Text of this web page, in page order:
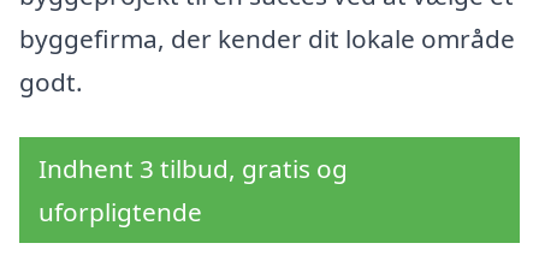
byggefirma, der kender dit lokale område
godt.
Indhent 3 tilbud, gratis og
uforpligtende